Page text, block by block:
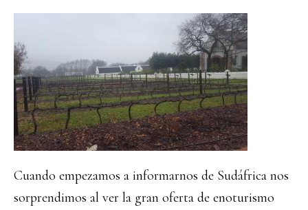
vino
Cuando empezamos a informarnos de Sudáfrica nos
sorprendimos al ver la gran oferta de enoturismo